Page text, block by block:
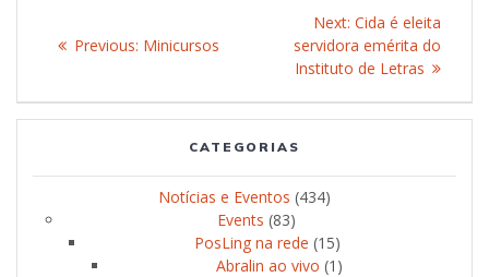
navigation
Previous: Previous
Minicursos
Next: Next
post:
Cida é eleita
servidora emérita do
Instituto de Letras
CATEGORIAS
Notícias e Eventos (434)
Events (83)
PosLing na rede (15)
Abralin ao vivo (1)